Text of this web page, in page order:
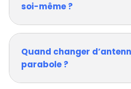
soi-même ?
Quand changer
parabole ?